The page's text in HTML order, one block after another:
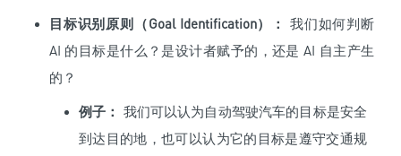
目标识别原则（Goal Identification）：
我们如何判断
AI 的目标是什么？是设计者赋予的，还是 AI 自主产生
的？
例子：
我们可以认为自动驾驶汽车的目标是安全
到达目的地，也可以认为它的目标是遵守交通规